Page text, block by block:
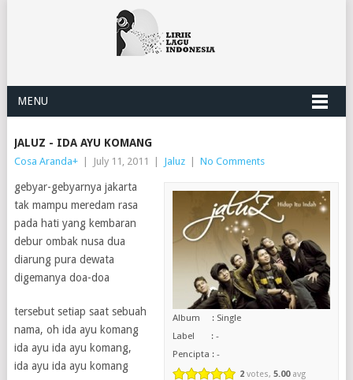
MENU
JALUZ - IDA AYU KOMANG
Cosa Aranda+ July 11, 2011 Jaluz No Comments
Album : Single
Label : -
Pencipta : -
2 votes,5.00avg
gebyar-gebyarnya jakarta
tak mampu meredam rasa
pada hati yang kembaran
debur ombak nusa dua
diarung pura dewata
digemanya doa-doa
tersebut setiap saat sebuah
nama, oh ida ayu komang
ida ayu ida ayu komang,
ida ayu ida ayu komang